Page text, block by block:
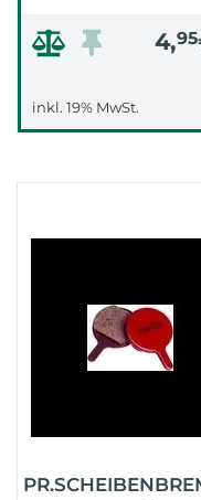
4,95
inkl. 19% MwSt.